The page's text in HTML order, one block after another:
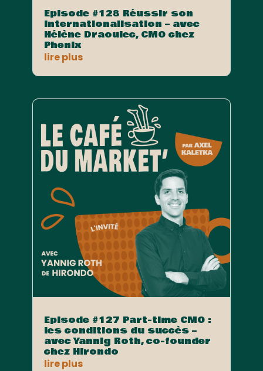
Episode #128 Réussir son
internationalisation – avec
Hélène Draoulec, CMO chez
Phenix
lire plus
Episode #127 Part-time CMO :
les conditions du succès –
avec Yannig Roth, co-founder
chez Hirondo
lire plus